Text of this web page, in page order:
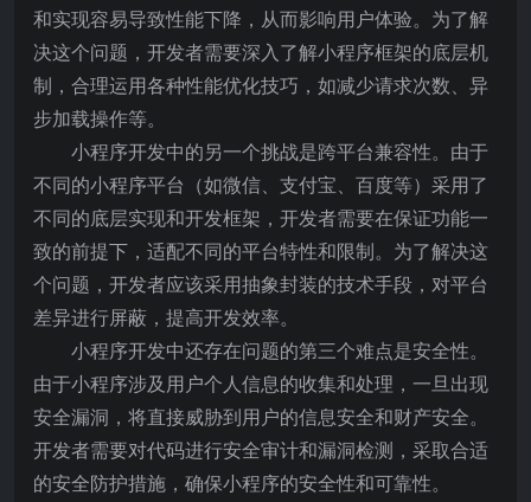
和实现容易导致性能下降，从而影响用户体验。为了解
决这个问题，开发者需要深入了解小程序框架的底层机
制，合理运用各种性能优化技巧，如减少请求次数、异
步加载操作等。
小程序开发中的另一个挑战是跨平台兼容性。由于
不同的小程序平台（如微信、支付宝、百度等）采用了
不同的底层实现和开发框架，开发者需要在保证功能一
致的前提下，适配不同的平台特性和限制。为了解决这
个问题，开发者应该采用抽象封装的技术手段，对平台
差异进行屏蔽，提高开发效率。
小程序开发中还存在问题的第三个难点是安全性。
由于小程序涉及用户个人信息的收集和处理，一旦出现
安全漏洞，将直接威胁到用户的信息安全和财产安全。
开发者需要对代码进行安全审计和漏洞检测，采取合适
的安全防护措施，确保小程序的安全性和可靠性。